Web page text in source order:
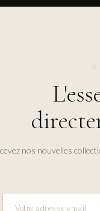
nos nouvelles